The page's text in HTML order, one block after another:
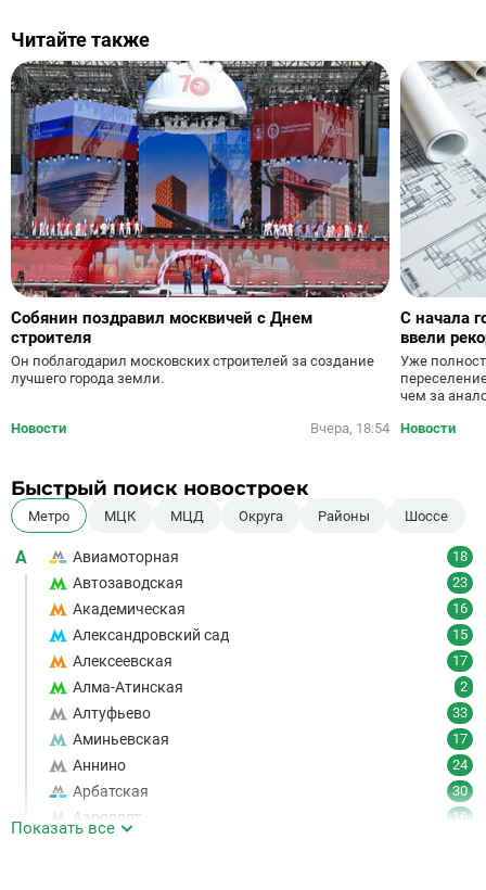
Читайте также
Собянин поздравил москвичей с Днем
строителя
Он поблагодарил московских строителей за создание
лучшего города земли.
Новости Вчера, 18:54
С начала
ввели
Уже
чем за
Новости
Быстрый поиск новостроек
Метро МЦК МЦД Округа Районы Шоссе
А Авиамоторная 18
Автозаводская 23
Академическая 16
Александровский сад 15
Алексеевская 17
Алма-Атинская 2
Алтуфьево 33
Аминьевская 17
Аннино 24
Арбатская 30
Аэропорт 16
Показать все